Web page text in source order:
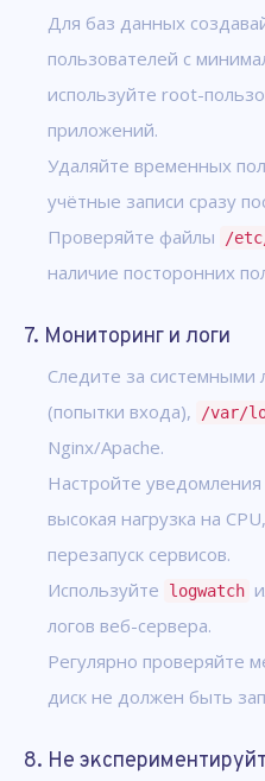
Для баз данных
пользователей с
используйте root-
приложений.
Удаляйте временных
учётные записи сразу
Проверяйте файлы
/
наличие посторонних
7. Мониторинг и логи
Следите за системными
(попытки входа), /var/
Nginx/Apache.
Настройте
высокая нагрузка на
перезапуск сервисов.
Используйте
logwatch
логов веб-сервера.
Регулярно проверяйте
диск не должен быть
8. Не